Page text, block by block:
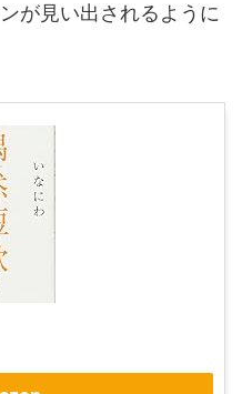
が見い出されるように